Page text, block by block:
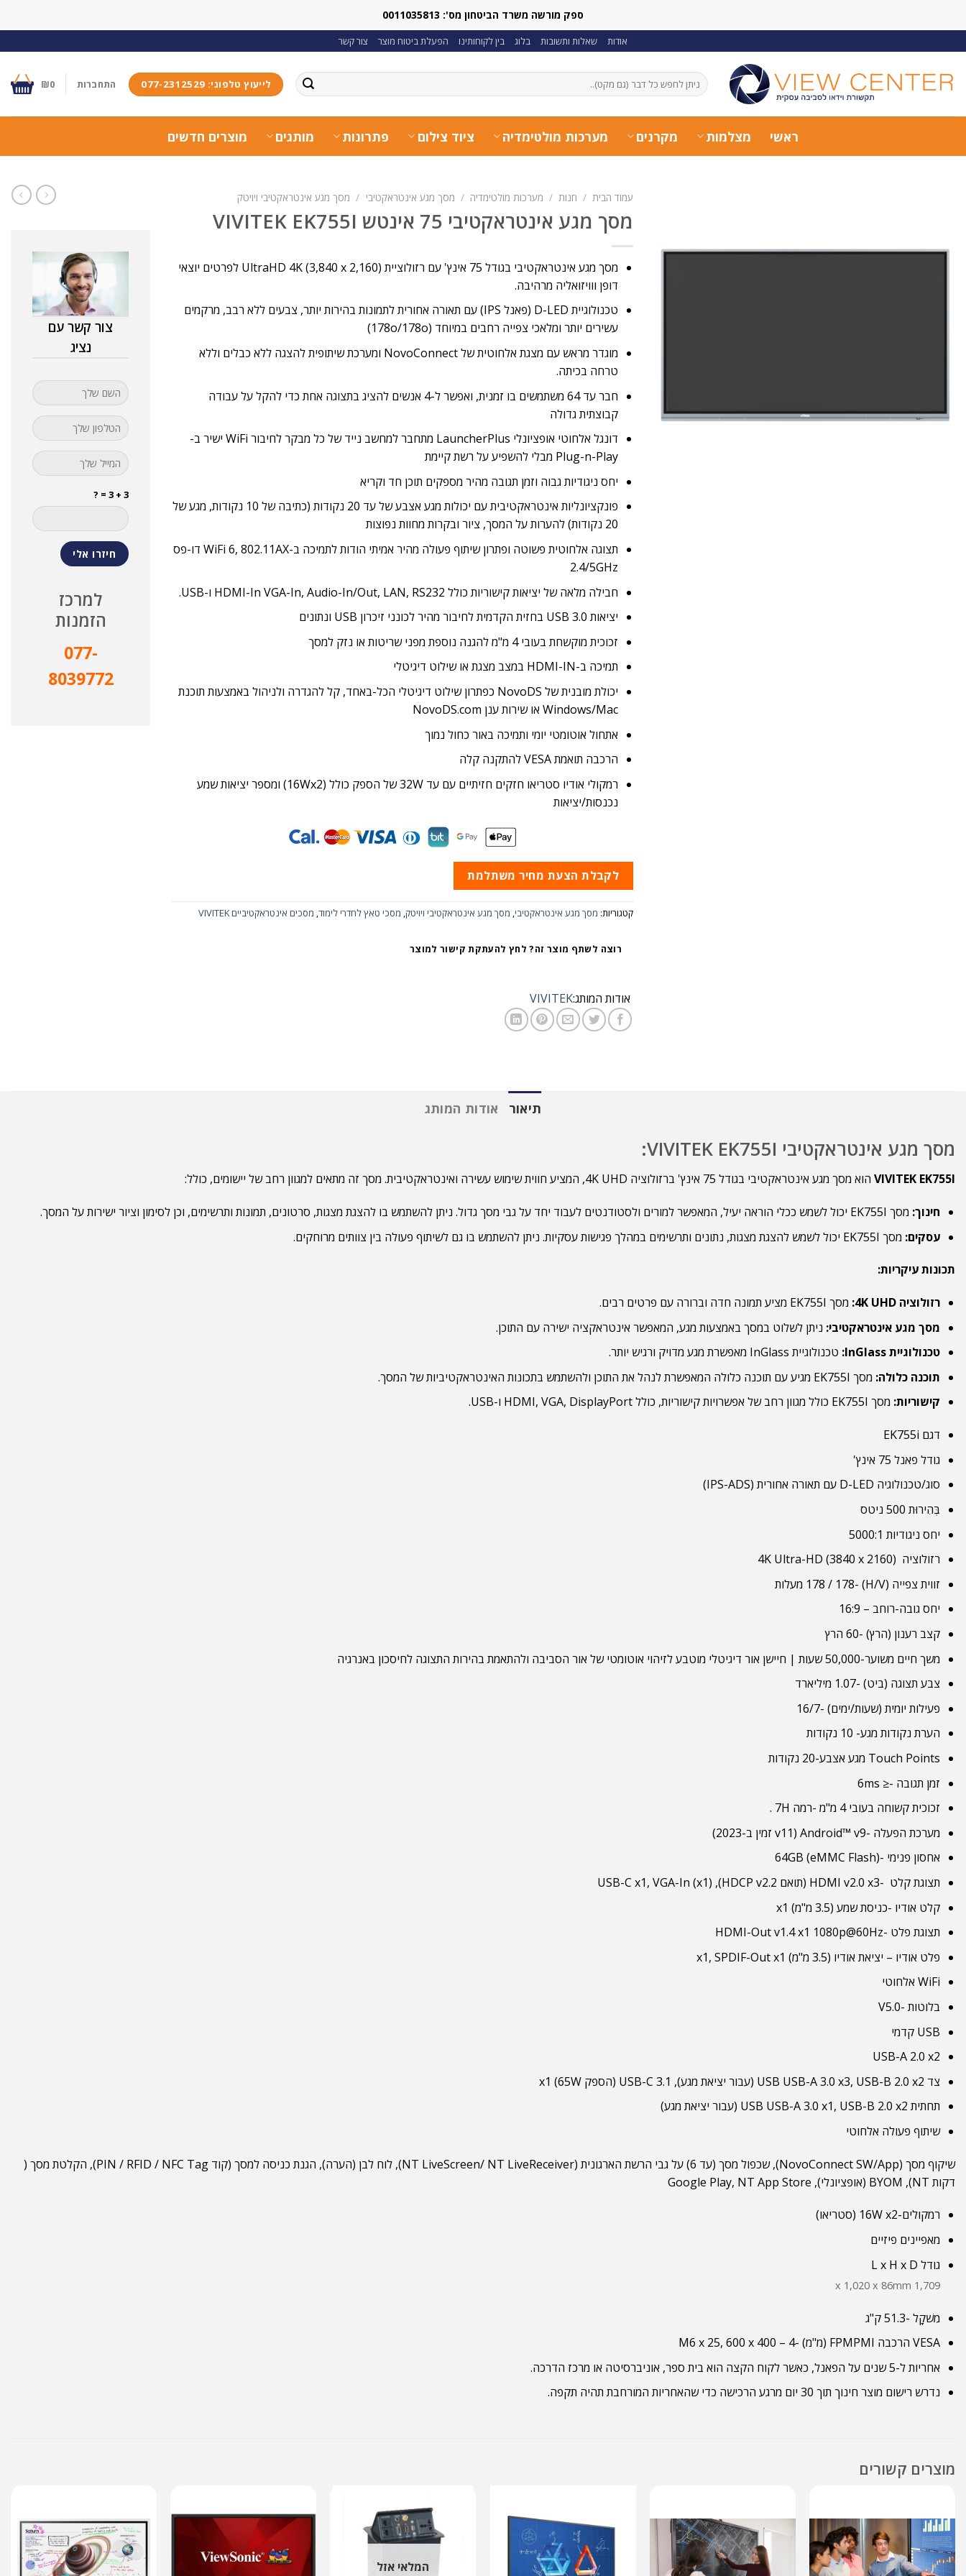
ספק מורשה משרד הביטחון מס': 0011035813
אודות שאלות ותשובות בלוג בין לקוחותינו הפעלת ביטוח מוצר צור קשר
חיפוש
עבור:
לייעוץ טלפוני: 077-2312529 התחברות ₪0
ראשי מצלמות מקרנים מערכות מולטימדיה ציוד צילום פתרונות מותגים מוצרים חדשים
עמוד הבית / חנות / מערכות מולטימדיה / מסך מגע אינטראקטיבי / מסך מגע אינטראקטיבי ויויטק
מסך מגע אינטראקטיבי 75 אינטש VIVITEK EK755I
מסך מגע אינטראקטיבי בגודל 75 אינץ' עם רזולוציית UltraHD 4K (3,840 x 2,160) לפרטים יוצאי
דופן ווויזואליה מרהיבה.
טכנולוגיית D-LED (פאנל IPS) עם תאורה אחורית לתמונות בהירות יותר, צבעים ללא רבב, מרקמים
עשירים יותר ומלאכי צפייה רחבים במיוחד (178o/178o)
מוגדר מראש עם מצגת אלחוטית של NovoConnect ומערכת שיתופית להצגה ללא כבלים וללא
טרחה בכיתה.
חבר עד 64 משתמשים בו זמנית, ואפשר ל-4 אנשים להציג בתצוגה אחת כדי להקל על עבודה
קבוצתית גדולה
דונגל אלחוטי אופציונלי LauncherPlus מתחבר למחשב נייד של כל מבקר לחיבור WiFi ישיר ב-
Plug-n-Play מבלי להשפיע על רשת קיימת
יחס ניגודיות גבוה וזמן תגובה מהיר מספקים תוכן חד וקריא
פונקציונליות אינטראקטיבית עם יכולות מגע אצבע של עד 20 נקודות (כתיבה של 10 נקודות, מגע של
20 נקודות) להערות על המסך, ציור ובקרות מחוות נפוצות
תצוגה אלחוטית פשוטה ופתרון שיתוף פעולה מהיר אמיתי הודות לתמיכה ב-WiFi 6, 802.11AX דו-פס
2.4/5GHz
חבילה מלאה של יציאות קישוריות כולל HDMI-In VGA-In, Audio-In/Out, LAN, RS232 ו-USB.
יציאות USB 3.0 בחזית הקדמית לחיבור מהיר לכונני זיכרון USB ונתונים
זכוכית מוקשחת בעובי 4 מ"מ להגנה נוספת מפני שריטות או נזק למסך
תמיכה ב-HDMI-IN במצב מצגת או שילוט דיגיטלי
יכולת מובנית של NovoDS כפתרון שילוט דיגיטלי הכל-באחד, קל להגדרה ולניהול באמצעות תוכנת
Windows/Mac או שירות ענן NovoDS.com
אתחול אוטומטי יומי ותמיכה באור כחול נמוך
הרכבה תואמת VESA להתקנה קלה
רמקולי אודיו סטריאו חזקים חזיתיים עם עד 32W של הספק כולל (16Wx2) ומספר יציאות שמע
נכנסות/יציאות
לקבלת הצעת מחיר משתלמת
קטגוריות: מסך מגע אינטראקטיבי, מסך מגע אינטראקטיבי ויויטק, מסכי טאץ לחדרי לימוד, מסכים אינטראקטיביים VIVITEK
רוצה לשתף מוצר זה? לחץ להעתקת קישור למוצר
אודות המותג:VIVITEK
צור קשר עם
נציג
3 + 3 = ?
למרכז
הזמנות
077-
8039772
תיאור אודות המותג
מסך מגע אינטראקטיבי VIVITEK EK755I:
VIVITEK EK755I הוא מסך מגע אינטראקטיבי בגודל 75 אינץ' ברזולוציה 4K UHD, המציע חווית שימוש עשירה ואינטראקטיבית. מסך זה מתאים למגוון רחב של יישומים, כולל:
חינוך: מסך EK755I יכול לשמש ככלי הוראה יעיל, המאפשר למורים ולסטודנטים לעבוד יחד על גבי מסך גדול. ניתן להשתמש בו להצגת מצגות, סרטונים, תמונות ותרשימים, וכן לסימון וציור ישירות על המסך.
עסקים: מסך EK755I יכול לשמש להצגת מצגות, נתונים ותרשימים במהלך פגישות עסקיות. ניתן להשתמש בו גם לשיתוף פעולה בין צוותים מרוחקים.
תכונות עיקריות:
רזולוציה 4K UHD:
מסך EK755I מציע תמונה חדה וברורה עם פרטים רבים.
מסך מגע אינטראקטיבי: ניתן לשלוט במסך באמצעות מגע, המאפשר אינטראקציה ישירה עם התוכן.
טכנולוגיית InGlass:
טכנולוגיית InGlass מאפשרת מגע מדויק ורגיש יותר.
תוכנה כלולה: מסך EK755I מגיע עם תוכנה כלולה המאפשרת לנהל את התוכן ולהשתמש בתכונות האינטראקטיביות של המסך.
קישוריות: מסך EK755I כולל מגוון רחב של אפשרויות קישוריות, כולל HDMI, VGA, DisplayPort ו-USB.
דגם EK755i
גודל פאנל 75 אינץ'
סוג/טכנולוגיה D-LED עם תאורה אחורית (IPS-ADS)
בְּהִירוּת 500 ניטס
יחס ניגודיות 5000:1
רזולוציה 4K Ultra-HD (3840 x 2160)
זווית צפייה (H/V) -178 / 178 מעלות
יחס גובה-רוחב – 16:9
קצב רענון (הרץ) -60 הרץ
משך חיים משוער-50,000 שעות | חיישן אור דיגיטלי מוטבע לזיהוי אוטומטי של אור הסביבה ולהתאמת בהירות התצוגה לחיסכון באנרגיה
צבע תצוגה (ביט) -1.07 מיליארד
פעילות יומית (שעות/ימים) -16/7
הערת נקודות מגע- 10 נקודות
Touch Points מגע אצבע-20 נקודות
זמן תגובה -≤ 6ms
זכוכית קשוחה בעובי 4 מ"מ -רמה 7H .
מערכת הפעלה -Android™ v9 (v11 זמין ב-2023)
אחסון פנימי -64GB (eMMC Flash)
תצוגת קלט -HDMI v2.0 x3 (תואם HDCP v2.2), USB-C x1, VGA-In (x1)
קלט אודיו -כניסת שמע (3.5 מ"מ) x1
תצוגת פלט -HDMI-Out v1.4 x1 1080p@60Hz
פלט אודיו – יציאת אודיו (3.5 מ"מ) x1, SPDIF-Out x1
WiFi אלחוטי
בלוטות -V5.0
USB קדמי
USB-A 2.0 x2
צד USB USB-A 3.0 x3, USB-B 2.0 x2 (עבור יציאת מגע), USB-C 3.1 (הספק 65W) x1
תחתית USB USB-A 3.0 x1, USB-B 2.0 x2 (עבור יציאת מגע)
שיתוף פעולה אלחוטי
שיקוף מסך (NovoConnect SW/App), שכפול מסך (עד 6) על גבי הרשת הארגונית (NT LiveScreen/ NT LiveReceiver), לוח לבן (הערה), הגנת כניסה למסך (קוד PIN / RFID / NFC Tag), הקלטת מסך (
דקות NT), BYOM (אופציונלי), Google Play, NT App Store
רמקולים-16W x2 (סטריאו)
מאפיינים פיזיים
גודל L x H x D
1,709 x 1,020 x 86mm
מִשׁקָל -51.3 ק"ג
VESA הרכבה FPMPMI (מ"מ) -4 – M6 x 25, 600 x 400
אחריות ל-5 שנים על הפאנל, כאשר לקוח הקצה הוא בית ספר, אוניברסיטה או מרכז הדרכה.
נדרש רישום מוצר חינוך תוך 30 יום מרגע הרכישה כדי שהאחריות המורחבת תהיה תקפה.
מוצרים קשורים
המלאי אזל